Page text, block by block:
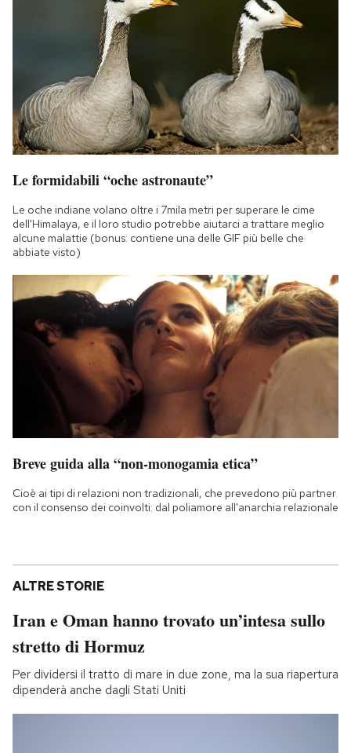
Le formidabili “oche astronaute”
Le oche indiane volano oltre i 7mila metri per superare le cime
dell'Himalaya, e il loro studio potrebbe aiutarci a trattare meglio
alcune malattie (bonus: contiene una delle GIF più belle che
abbiate visto)
Breve guida alla “non-monogamia etica”
Cioè ai tipi di relazioni non tradizionali, che prevedono più partner
con il consenso dei coinvolti: dal poliamore all'anarchia relazionale
ALTRE STORIE
Iran e Oman hanno trovato un’intesa sullo
stretto di Hormuz
Per dividersi il tratto di mare in due zone, ma la sua riapertura
dipenderà anche dagli Stati Uniti